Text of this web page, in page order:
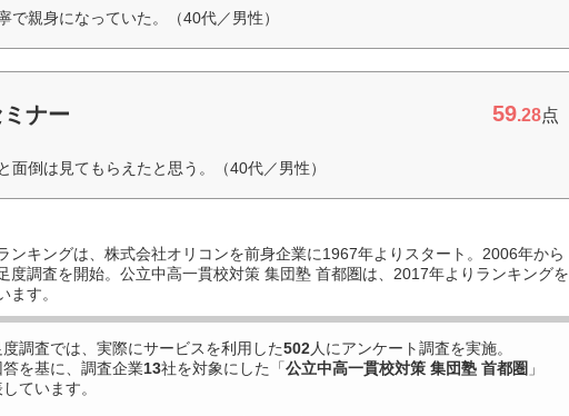
で親身になっていた。（40代／男性）
ナー 59.28点
面倒は見てもらえたと思う。（40代／男性）
ンキングは、株式会社オリコンを前身企業に1967年よりスタート。2006年から
度調査を開始。公立中高一貫校対策 集団塾 首都圏は、2017年よりランキングを
ます。
調査では、実際にサービスを利用した502人にアンケート調査を実施。
を基に、調査企業13社を対象にした「公立中高一貫校対策 集団塾 首都圏 」
ています。